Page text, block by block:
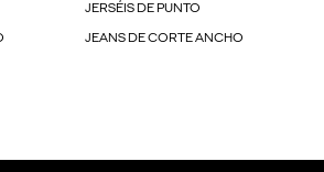
JERSÉIS DE PUNTO
JEANS DE CORTE ANCHO